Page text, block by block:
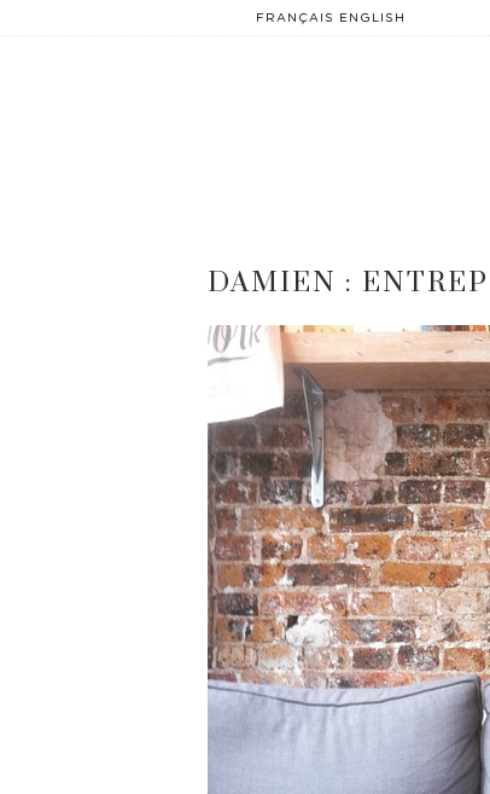
FRANÇAIS ENGLISH
DAMIEN :